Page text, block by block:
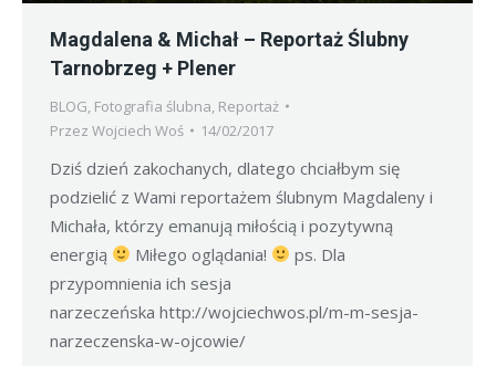
Magdalena & Michał – Reportaż Ślubny
Tarnobrzeg + Plener
BLOG Fotografia ślubna Reportaż
Przez Wojciech Woś 14/02/2017
Dziś dzień zakochanych, dlatego chciałbym się
podzielić z Wami reportażem ślubnym Magdaleny i
Michała, którzy emanują miłością i pozytywną
energią
Miłego oglądania!
ps. Dla
przypomnienia ich sesja
narzeczeńska http://wojciechwos.pl/m-m-sesja-
narzeczenska-w-ojcowie/